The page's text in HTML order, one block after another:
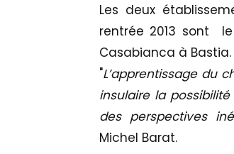
Les deux
rentrée 2013 sont
Casabianca à Bastia.
"L’apprentissage du
insulaire la
des perspectives
Michel Barat.